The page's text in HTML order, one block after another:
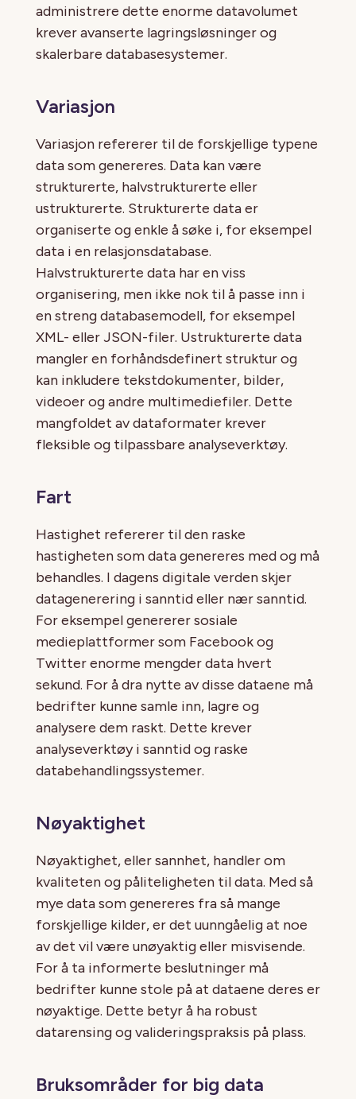
administrere dette enorme datavolumet
krever avanserte lagringsløsninger og
skalerbare databasesystemer.
Variasjon
Variasjon refererer til de forskjellige typene
data som genereres. Data kan være
strukturerte, halvstrukturerte eller
ustrukturerte. Strukturerte data er
organiserte og enkle å søke i, for eksempel
data i en relasjonsdatabase.
Halvstrukturerte data har en viss
organisering, men ikke nok til å passe inn i
en streng databasemodell, for eksempel
XML- eller JSON-filer. Ustrukturerte data
mangler en forhåndsdefinert struktur og
kan inkludere tekstdokumenter, bilder,
videoer og andre multimediefiler. Dette
mangfoldet av dataformater krever
fleksible og tilpassbare analyseverktøy.
Fart
Hastighet refererer til den raske
hastigheten som data genereres med og må
behandles. I dagens digitale verden skjer
datagenerering i sanntid eller nær sanntid.
For eksempel genererer sosiale
medieplattformer som Facebook og
Twitter enorme mengder data hvert
sekund. For å dra nytte av disse dataene må
bedrifter kunne samle inn, lagre og
analysere dem raskt. Dette krever
analyseverktøy i sanntid og raske
databehandlingssystemer.
Nøyaktighet
Nøyaktighet, eller sannhet, handler om
kvaliteten og påliteligheten til data. Med så
mye data som genereres fra så mange
forskjellige kilder, er det uunngåelig at noe
av det vil være unøyaktig eller misvisende.
For å ta informerte beslutninger må
bedrifter kunne stole på at dataene deres er
nøyaktige. Dette betyr å ha robust
datarensing og valideringspraksis på plass.
Bruksområder for big data